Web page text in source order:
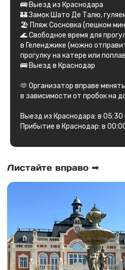
🚌 Выезд из Краснодара
🏰 Замок Шато Де Талю,
🏖 Пляж Сосновка (пешком
🌊 Свободное время для
в Геленджике (можно
прогулку на катере или
🚌 Выезд в Краснодар
🫶 Организатор вправе
в зависимости от пробок на
Выезд из Краснодара: в 05:30
Прибытие в Краснодар: в
Включено
Проезд на комфортабельном
Автобусе;
Сопровождение гида на
всей поездки;
Что входит?
вау!